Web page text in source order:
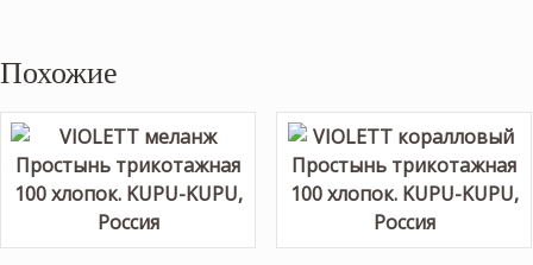
Похожие